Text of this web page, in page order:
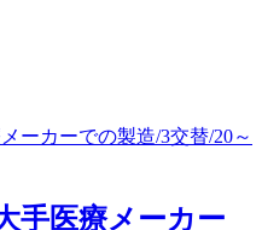
手医療メーカー